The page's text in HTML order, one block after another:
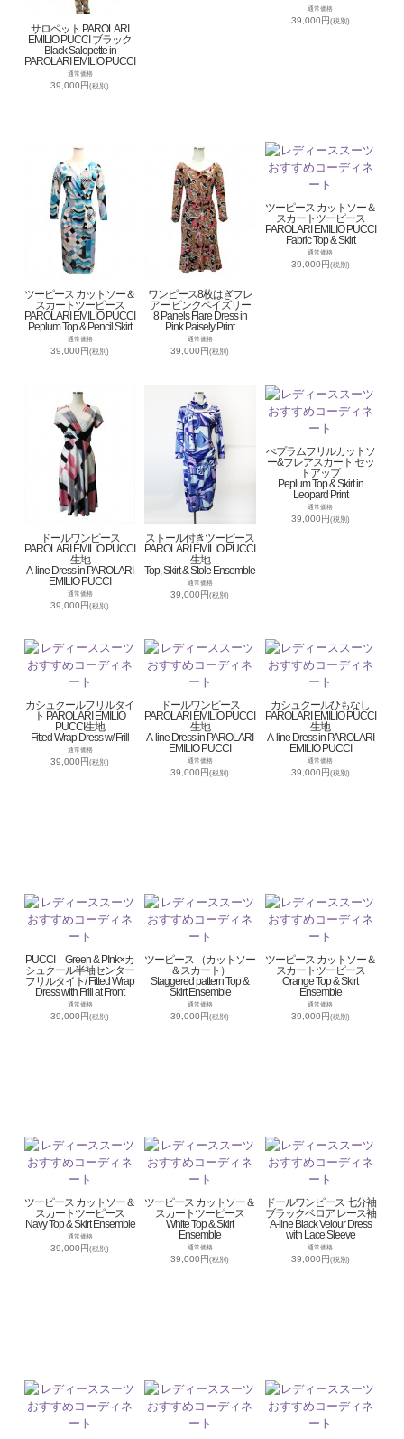
サロペット PAROLARI
EMILIO PUCCI ブラック
Black Salopette in
PAROLARI EMILIO PUCCI
通常価格
39,000円(税別)
通常価格
39,000円(税別)
ツーピース カットソー＆
スカートツーピース
PAROLARI EMILIO PUCCI
Peplum Top & Pencil Skirt
通常価格
39,000円(税別)
ワンピース8枚はぎフレ
アー ピンクペイズリー
8 Panels Flare Dress in
Pink Paisely Print
通常価格
39,000円(税別)
ツーピース カットソー＆
スカートツーピース
PAROLARI EMILIO PUCCI
Fabric Top & Skirt
通常価格
39,000円(税別)
ドールワンピース
PAROLARI EMILIO PUCCI
生地
A-line Dress in PAROLARI
EMILIO PUCCI
通常価格
39,000円(税別)
ストール付きツーピース
PAROLARI EMILIO PUCCI
生地
Top, Skirt & Stole Ensemble
通常価格
39,000円(税別)
ぺプラムフリルカットソ
ー&フレアスカート セッ
トアップ
Peplum Top & Skirt in
Leopard Print
通常価格
39,000円(税別)
カシュクールフリルタイ
ト PAROLARI EMILIO
PUCCI生地
Fitted Wrap Dress w/ Frill
通常価格
39,000円(税別)
ドールワンピース
PAROLARI EMILIO PUCCI
生地
A-line Dress in PAROLARI
EMILIO PUCCI
通常価格
39,000円(税別)
カシュクールひもなし
PAROLARI EMILIO PUCCI
生地
A-line Dress in PAROLARI
EMILIO PUCCI
通常価格
39,000円(税別)
PUCCI Green & PInk×カ
シュクール半袖センター
フリルタイト/ Fitted Wrap
Dress with Frill at Front
通常価格
39,000円(税別)
ツーピース （カットソー
＆スカート）
Staggered pattern Top &
Skirt Ensemble
通常価格
39,000円(税別)
ツーピース カットソー＆
スカートツーピース
Orange Top & Skirt
Ensemble
通常価格
39,000円(税別)
ツーピース カットソー＆
スカートツーピース
Navy Top & Skirt Ensemble
通常価格
39,000円(税別)
ツーピース カットソー＆
スカートツーピース
White Top & Skirt
Ensemble
通常価格
39,000円(税別)
ドールワンピース 七分袖
ブラックベロア レース袖
A-line Black Velour Dress
with Lace Sleeve
通常価格
39,000円(税別)